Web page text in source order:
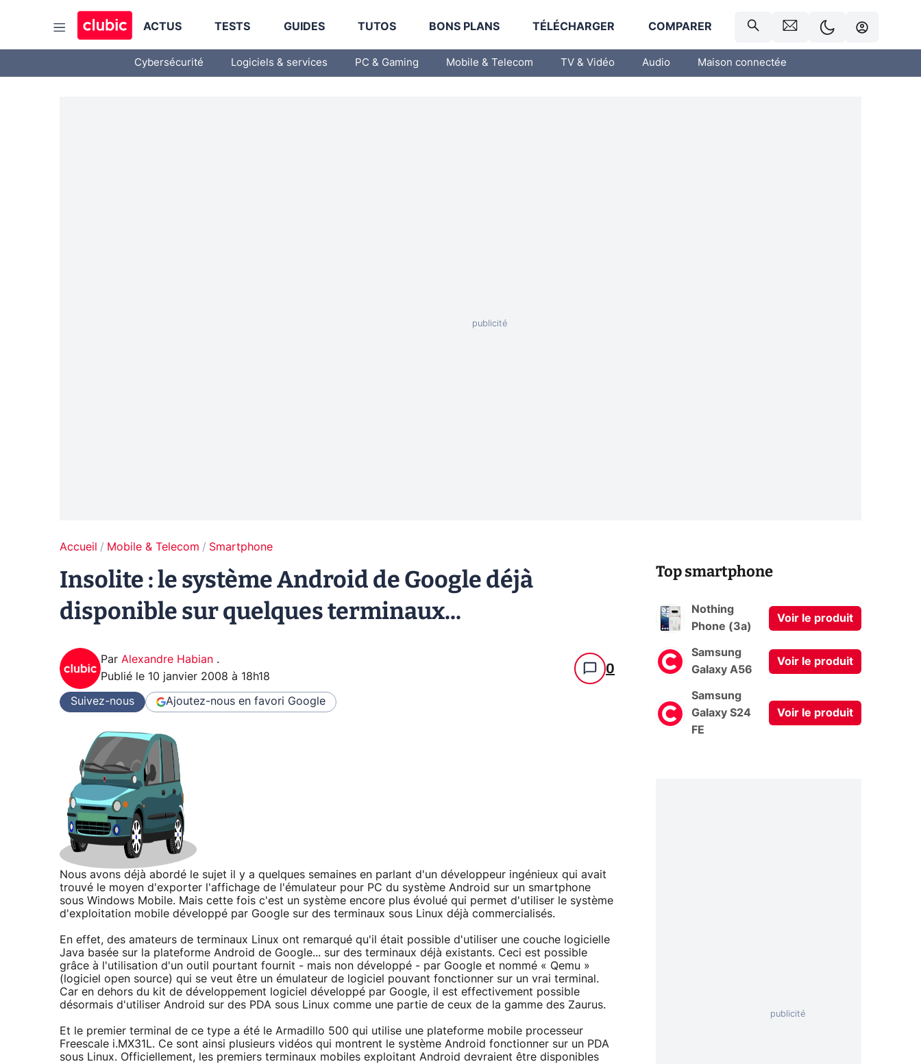
ACTUS TESTS GUIDES TUTOS BONS PLANS TÉLÉCHARGER COMPARER
Cybersécurité Logiciels & services PC & Gaming Mobile & Telecom TV & Vidéo Audio Maison connectée
Accueil Mobile & Telecom Smartphone
Insolite : le système Android de Google déjà
disponible sur quelques terminaux...
Par Alexandre Habian .
Publié le 10 janvier 2008 à 18h18 0
Suivez-nous Ajoutez-nous en favori Google
Nous avons déjà abordé le sujet il y a quelques semaines en parlant d'un développeur ingénieux qui avait
trouvé le moyen d'exporter l'affichage de l'émulateur pour PC du système Android sur un smartphone
sous Windows Mobile. Mais cette fois c'est un système encore plus évolué qui permet d'utiliser le système
d'exploitation mobile développé par Google sur des terminaux sous Linux déjà commercialisés.
En effet, des amateurs de terminaux Linux ont remarqué qu'il était possible d'utiliser une couche logicielle
Java basée sur la plateforme Android de Google... sur des terminaux déjà existants. Ceci est possible
grâce à l'utilisation d'un outil pourtant fournit - mais non développé - par Google et nommé « Qemu »
(logiciel open source) qui se veut être un émulateur de logiciel pouvant fonctionner sur un vrai terminal.
Car en dehors du kit de développement logiciel développé par Google, il est effectivement possible
désormais d'utiliser Android sur des PDA sous Linux comme une partie de ceux de la gamme des Zaurus.
Et le premier terminal de ce type a été le Armadillo 500 qui utilise une plateforme mobile processeur
Freescale i.MX31L. Ce sont ainsi plusieurs vidéos qui montrent le système Android fonctionner sur un PDA
sous Linux. Officiellement, les premiers terminaux mobiles exploitant Android devraient être disponibles
Top smartphone
Nothing
Phone (3a)
Voir le produit
Samsung
Galaxy A56
Voir le produit
Samsung
Galaxy S24
FE
Voir le produit